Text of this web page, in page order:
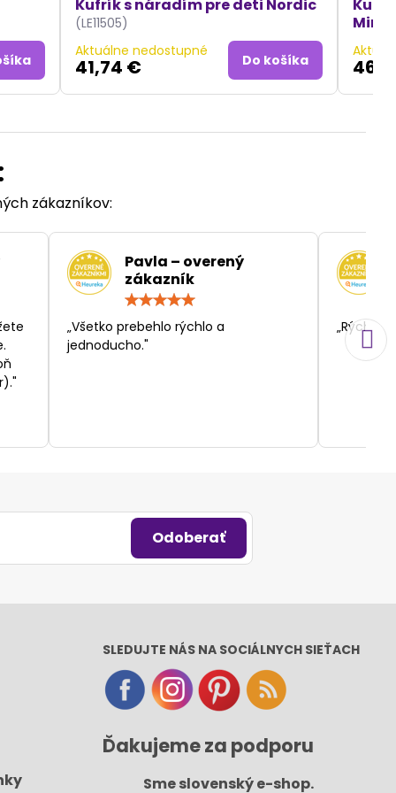
Kufrík s náradím pre deti Nordic
(LE11505)
Aktuálne nedostupné
41,74 € Do košíka
zákazníkov:
Pavla – overený
zákazník
„Všetko prebehlo rýchlo a
jednoducho."
Odoberať
SLEDUJTE NÁS NA SOCIÁLNYCH SIEŤACH
Ďakujeme za podporu
Sme slovenský e-shop​.